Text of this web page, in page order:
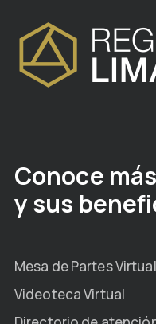
Conoce
y sus
Mesa de Partes Virtual
Videoteca Virtual